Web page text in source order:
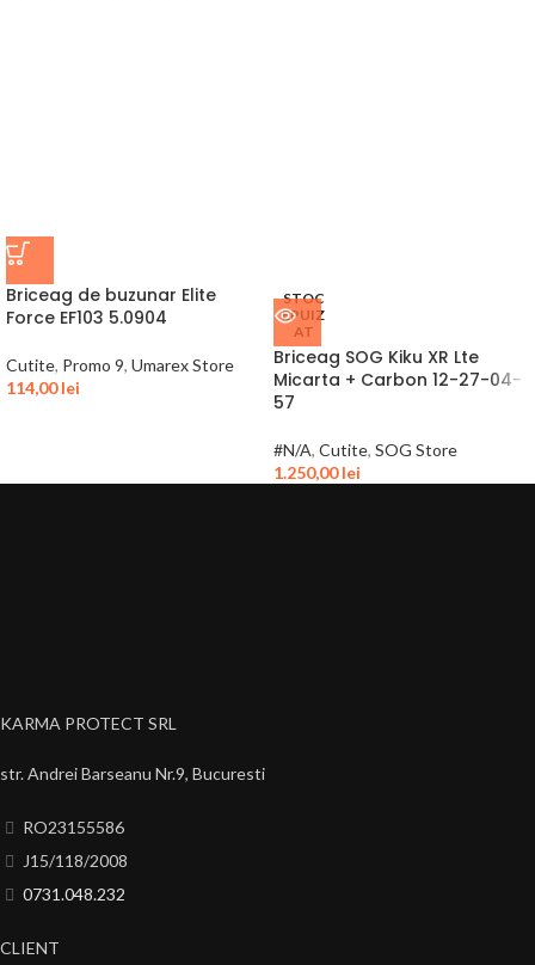
Briceag de buzunar Elite
Force EF103 5.0904
Cutite, Promo 9, Umarex Store
114,00lei
STOC
EPUIZ
AT
Briceag SOG Kiku XR Lte
Micarta + Carbon 12-27-04-
57
#N/A, Cutite, SOG Store
1.250,00lei
KARMA PROTECT SRL
str. Andrei Barseanu Nr.9, Bucuresti
RO23155586
J15/118/2008
0731.048.232
CLIENT